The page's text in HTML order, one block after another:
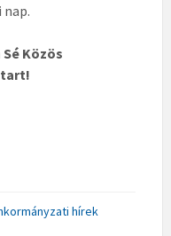
Közös
tart!
hírek